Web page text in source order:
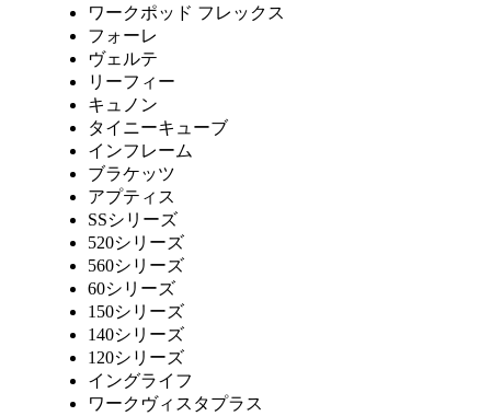
ワークポッド フレックス
フォーレ
ヴェルテ
リーフィー
キュノン
タイニーキューブ
インフレーム
ブラケッツ
アプティス
SSシリーズ
520シリーズ
560シリーズ
60シリーズ
150シリーズ
140シリーズ
120シリーズ
イングライフ
ワークヴィスタプラス